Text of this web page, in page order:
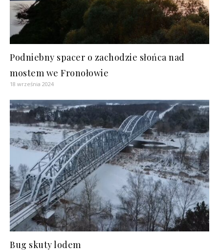
Podniebny spacer o zachodzie słońca nad
mostem we Fronołowie
18 września 2024
Bug skuty lodem